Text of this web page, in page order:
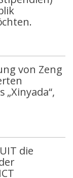
von Zeng
die